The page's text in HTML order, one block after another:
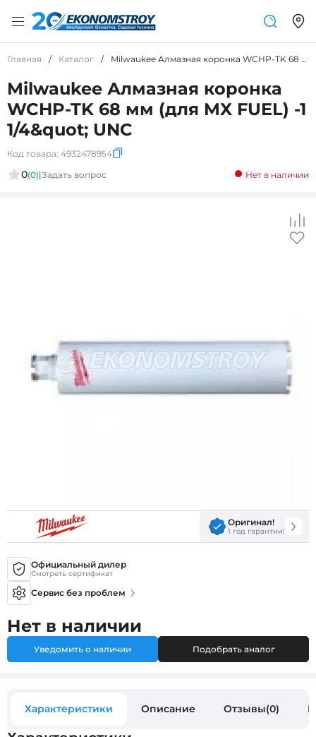
Главная / Каталог / Milwaukee Алмазная коронка WCHP-TK 68 мм (для MX FUEL) -1 1/4&amp;quot; UNC
Milwaukee Алмазная коронка
WCHP-TK 68 мм (для MX FUEL) -1
1/4&quot; UNC
Код товара: 4932478954
0(0)|Задать вопрос Нет в наличии
Оригинал!
1 год гарантии!
Официальный дилер
Смотреть сертификат
Сервис без проблем
Нет в наличии
Уведомить о наличии Подобрать аналог
Характеристики Описание Отзывы(0)